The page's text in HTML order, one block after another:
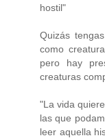
hostil"
Quizás
como
pero hay
creaturas
"La vida
las que
leer aquella